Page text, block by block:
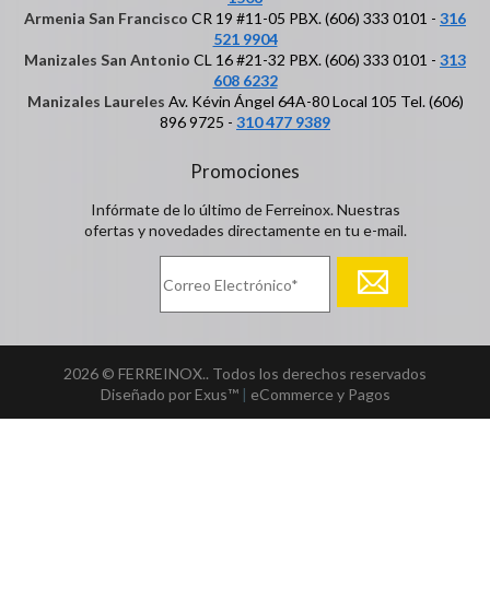
Armenia San Francisco CR 19 #11-05 PBX. (606) 333 0101 - 316
521 9904
Manizales San Antonio CL 16 #21-32 PBX. (606) 333 0101 - 313
608 6232
Manizales Laureles Av. Kévin Ángel 64A-80 Local 105 Tel. (606)
896 9725 - 310 477 9389
Promociones
Infórmate de lo último de Ferreinox. Nuestras
ofertas y novedades directamente en tu e-mail.
2026 © FERREINOX.. Todos los derechos reservados
Diseñado por Exus™| eCommerce y Pagos